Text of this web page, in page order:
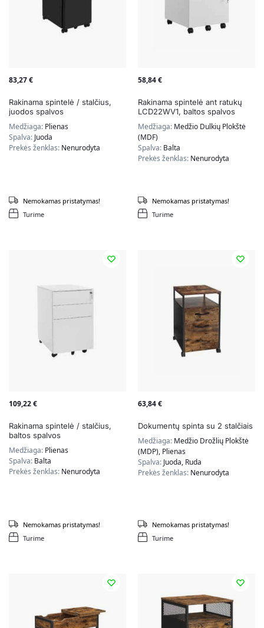
83,27€
Rakinama spintelė / stalčius,
juodos spalvos
Medžiaga: Plienas
Spalva: Juoda
Prekės ženklas: Nenurodyta
Turime
Nemokamas pristatymas!
58,84€
Rakinama spintelė ant ratukų
LCD22WV1, baltos spalvos
Medžiaga: Medžio Dulkių Plokštė
(MDF)
Spalva: Balta
Prekės ženklas: Nenurodyta
Turime
Nemokamas pristatymas!
109,22€
Rakinama spintelė / stalčius,
baltos spalvos
Medžiaga: Plienas
Spalva: Balta
Prekės ženklas: Nenurodyta
Turime
Nemokamas pristatymas!
63,84€
Dokumentų spinta su 2 stalčiais
Medžiaga: Medžio Drožlių Plokštė
(MDP), Plienas
Spalva: Juoda, Ruda
Prekės ženklas: Nenurodyta
Turime
Nemokamas pristatymas!